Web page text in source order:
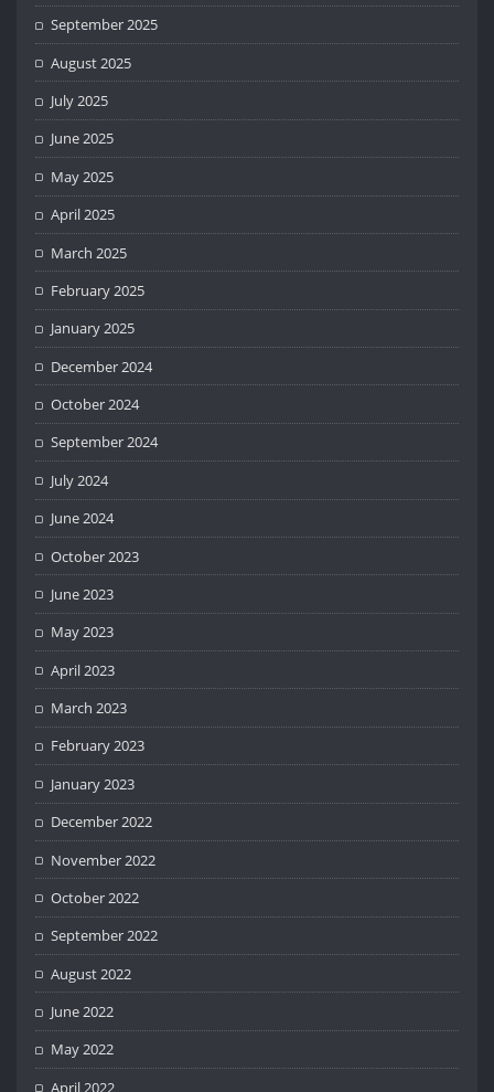
September 2025
August 2025
July 2025
June 2025
May 2025
April 2025
March 2025
February 2025
January 2025
December 2024
October 2024
September 2024
July 2024
June 2024
October 2023
June 2023
May 2023
April 2023
March 2023
February 2023
January 2023
December 2022
November 2022
October 2022
September 2022
August 2022
June 2022
May 2022
April 2022